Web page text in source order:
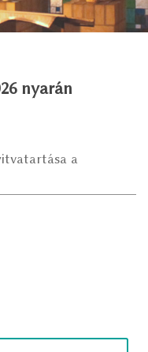
nyarán
a